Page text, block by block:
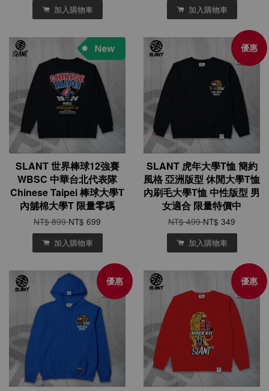
加入購物車 加入購物車
SLANT 世界棒球12強賽
WBSC 中華台北代表隊
Chinese Taipei 棒球大學T
內舖棉大學T 限量零碼
NT$ 899NT$ 699
加入購物車
優惠
SLANT 虎年大學T恤 簡約
風格 亞洲版型 休閒大學T恤
內刷毛大學T恤 中性版型 男
女適合 限量特價中
NT$ 499NT$ 349
加入購物車
優惠 優惠